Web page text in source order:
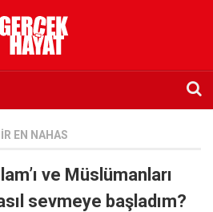
EN NAHAS
ve Müslümanları
sevmeye başladım?